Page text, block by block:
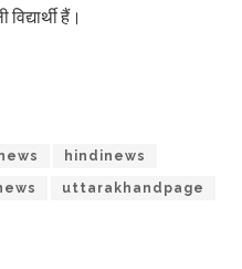
हैं।
hindinews
uttarakhandpage